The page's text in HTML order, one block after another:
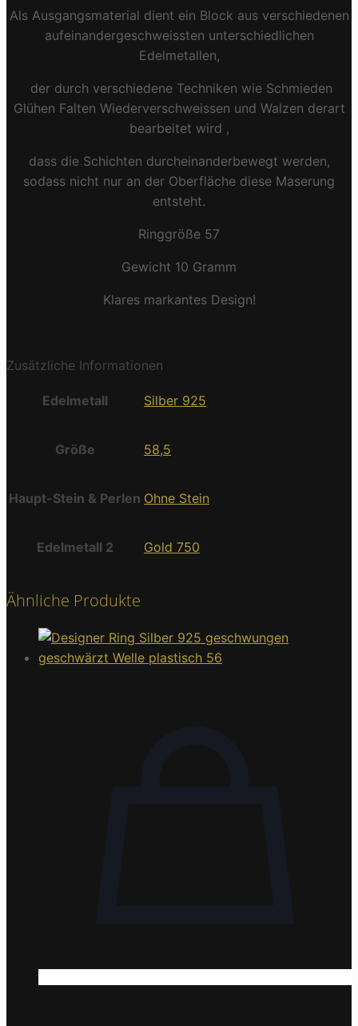
Als Ausgangsmaterial dient ein Block aus verschiedenen
aufeinandergeschweissten unterschiedlichen
Edelmetallen,
der durch verschiedene Techniken wie Schmieden
Glühen Falten Wiederverschweissen und Walzen derart
bearbeitet wird ,
dass die Schichten durcheinanderbewegt werden,
sodass nicht nur an der Oberfläche diese Maserung
entsteht.
Ringgröße 57
Gewicht 10 Gramm
Klares markantes Design!
Zusätzliche Informationen
Edelmetall Silber 925
Größe 58,5
Haupt-Stein & Perlen Ohne Stein
Edelmetall 2 Gold 750
Ähnliche Produkte